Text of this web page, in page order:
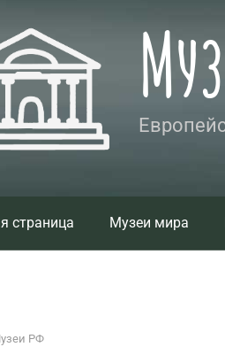
страница Музеи мира
РФ